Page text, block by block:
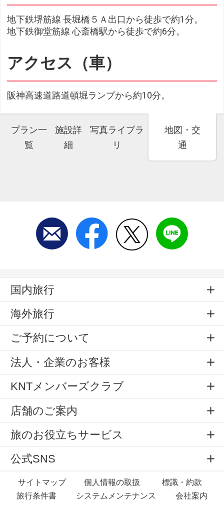
地下鉄堺筋線 長堀橋５Ａ出口から徒歩で約1分。
地下鉄御堂筋線 心斎橋駅から徒歩で約6分。
アクセス（車）
阪神高速道路道頓堀ランプから約10分。
プラン一
覧
施設詳
細
写真ライブラ
リ
地図・交
通
国内旅行
海外旅行
ご予約について
法人・企業のお客様
KNTメンバーズクラブ
店舗のご案内
旅のお役立ちサービス
公式SNS
サイトマップ 個人情報の取扱
標識・約款
旅行条件書
システムメンテナンス 会社案内